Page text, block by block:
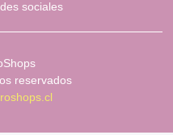
sociales
reservados